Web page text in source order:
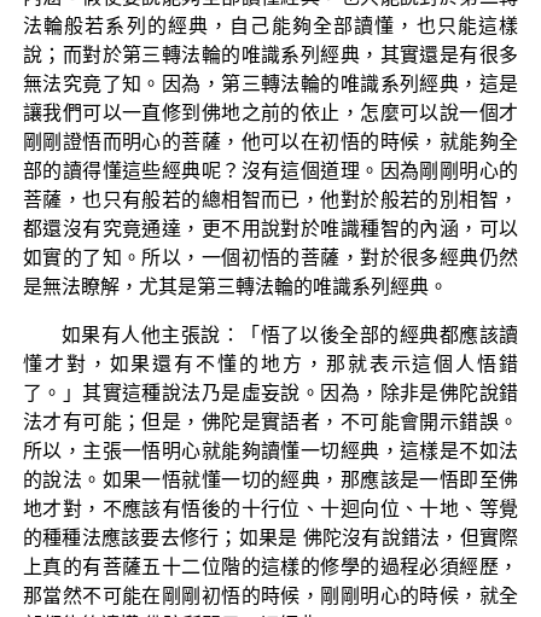
法輪般若系列的經典，自己能夠全部讀懂，也只能這樣
說；而對於第三轉法輪的唯識系列經典，其實還是有很多
無法究竟了知。因為，第三轉法輪的唯識系列經典，這是
讓我們可以一直修到佛地之前的依止，怎麼可以說一個才
剛剛證悟而明心的菩薩，他可以在初悟的時候，就能夠全
部的讀得懂這些經典呢？沒有這個道理。因為剛剛明心的
菩薩，也只有般若的總相智而已，他對於般若的別相智，
都還沒有究竟通達，更不用說對於唯識種智的內涵，可以
如實的了知。所以，一個初悟的菩薩，對於很多經典仍然
是無法瞭解，尤其是第三轉法輪的唯識系列經典。
如果有人他主張說：「悟了以後全部的經典都應該讀
懂才對，如果還有不懂的地方，那就表示這個人悟錯
了。」其實這種說法乃是虛妄說。因為，除非是佛陀說錯
法才有可能；但是，佛陀是實語者，不可能會開示錯誤。
所以，主張一悟明心就能夠讀懂一切經典，這樣是不如法
的說法。如果一悟就懂一切的經典，那應該是一悟即至佛
地才對，不應該有悟後的十行位、十迴向位、十地、等覺
的種種法應該要去修行；如果是 佛陀沒有說錯法，但實際
上真的有菩薩五十二位階的這樣的修學的過程必須經歷，
那當然不可能在剛剛初悟的時候，剛剛明心的時候，就全